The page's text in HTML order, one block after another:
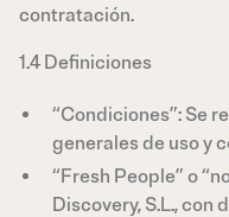
contratación.
1.4 Definiciones
“Condiciones”: Se
generales de uso y
“Fresh People” o
Discovery, S.L., con